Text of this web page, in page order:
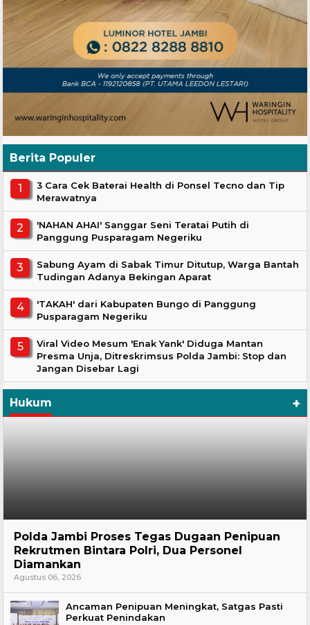
Berita Populer
3 Cara Cek Baterai Health di Ponsel Tecno dan Tip
Merawatnya
'NAHAN AHAI' Sanggar Seni Teratai Putih di
Panggung Pusparagam Negeriku
Sabung Ayam di Sabak Timur Ditutup, Warga Bantah
Tudingan Adanya Bekingan Aparat
'TAKAH' dari Kabupaten Bungo di Panggung
Pusparagam Negeriku
Viral Video Mesum 'Enak Yank' Diduga Mantan
Presma Unja, Ditreskrimsus Polda Jambi: Stop dan
Jangan Disebar Lagi
Hukum +
Polda Jambi Proses Tegas Dugaan Penipuan
Rekrutmen Bintara Polri, Dua Personel
Diamankan
Agustus 06, 2026
Ancaman Penipuan Meningkat, Satgas Pasti
Perkuat Penindakan